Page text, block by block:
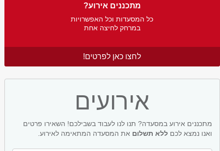
מתכננים אירוע?
כל המסעדות וכל האפשרויות
במרחק לחיצה אחת
לחצו כאן לפרטים!
אירועים
מתכננים אירוע במסעדה? תנו לנו לעבוד בשבילכם! השאירו פרטים
ואנו נמצא לכם ללא תשלום את המסעדה המתאימה לאירוע.